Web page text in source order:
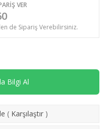
VER
de Sipariş Verebilirsiniz.
Bilgi Al
( Karşılaştır )